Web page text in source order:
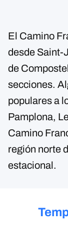
El Camino
desde Saint-
de
secciones.
populares a
Pamplona,
Camino
región norte
estacional.